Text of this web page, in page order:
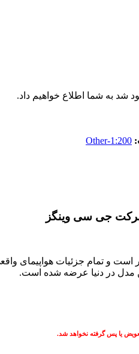
شد به شما اطلاع خواهیم داد.
Other-1:200
مدل در دنیا عرضه شده است.
یا پس گرفته نخواهد شد.